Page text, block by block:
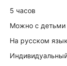
5 часов
Можно с детьми
На русском